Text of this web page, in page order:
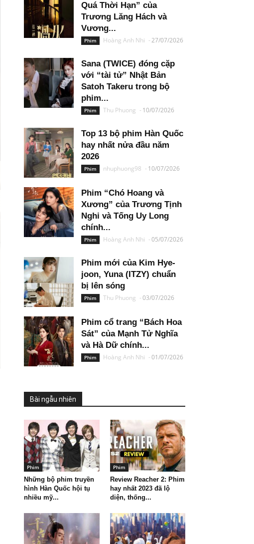
Quá Thời Hạn” của
Trương Lăng Hách và
Vương...
Phim Hoàng Anh Nhi -27/07/2026
Sana (TWICE) đóng cặp
với “tài tử” Nhật Bản
Satoh Takeru trong bộ
phim...
Phim Thu Phuong - 10/07/2026
Top 13 bộ phim Hàn Quốc
hay nhất nửa đầu năm
2026
Phim nhuphuong98 - 10/07/2026
Phim “Chó Hoang và
Xương” của Trương Tịnh
Nghi và Tống Uy Long
chính...
Phim Hoàng Anh Nhi -05/07/2026
Phim mới của Kim Hye-
joon, Yuna (ITZY) chuẩn
bị lên sóng
Phim Thu Phuong -03/07/2026
Phim cổ trang “Bách Hoa
Sát” của Mạnh Tử Nghĩa
và Hà Dữ chính...
Phim Hoàng Anh Nhi -01/07/2026
Bài ngẫu nhiên
Phim
Những bộ phim truyền
hình Hàn Quốc hội tụ
nhiều mỹ...
Phim
Review Reacher 2: Phim
hay nhất 2023 đã lộ
diện, thống...